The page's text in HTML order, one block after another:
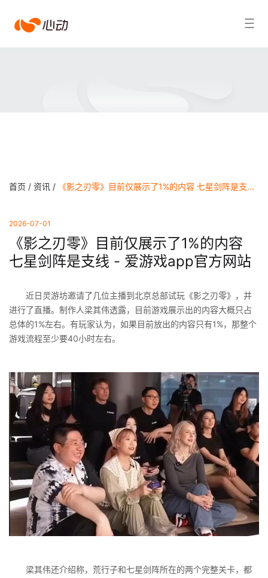
爱搜索结果
首页 / 资讯 / 《影之刃零》目前仅展示了1%的内容 七星剑阵是支线 - 爱游戏app官方网站
2026-07-01
《影之刃零》目前仅展示了1%的内容
七星剑阵是支线 - 爱游戏app官方网站
近日灵游坊邀请了几位主播到北京总部试玩《影之刃零》，并
进行了直播。制作人梁其伟透露，目前游戏展示出的内容大概只占
总体的1%左右。有玩家认为，如果目前放出的内容只有1%，那整个
游戏流程至少要40小时左右。
梁其伟还介绍称，荒行子和七星剑阵所在的两个完整关卡，都